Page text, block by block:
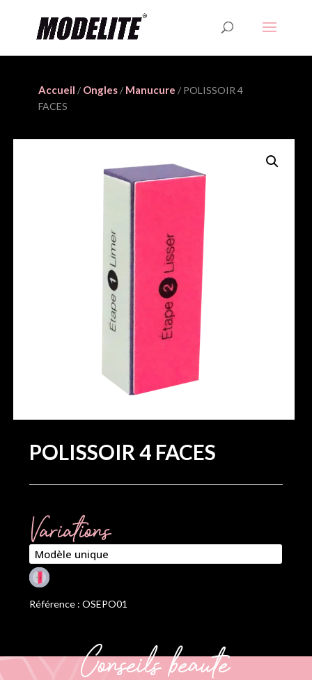
Accueil / Ongles/ Manucure / POLISSOIR 4
FACES
POLISSOIR 4 FACES
Variations
Référence : OSEPO01
Conseils beauté